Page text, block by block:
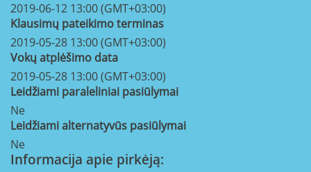
2019-06-12 13:00 (GMT+03:00)
Klausimų pateikimo terminas
2019-05-28 13:00 (GMT+03:00)
Vokų atplėšimo data
2019-05-28 13:00 (GMT+03:00)
Leidžiami paraleliniai pasiūlymai
Ne
Leidžiami alternatyvūs pasiūlymai
Ne
Informacija apie pirkėją: